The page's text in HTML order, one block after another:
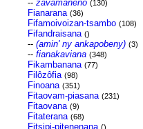
-- zavamaneno (130)
Fianarana (36)
Fifamoivoizan-tsambo (108)
Fifandraisana ()
-- (amin' ny ankapobeny) (3)
-- fianakaviana (348)
Fikambanana (77)
Filôzôfia (98)
Finoana (351)
Fitaovam-piasana (231)
Fitaovana (9)
Fitaterana (68)
Fitsipi-pitenenana ()